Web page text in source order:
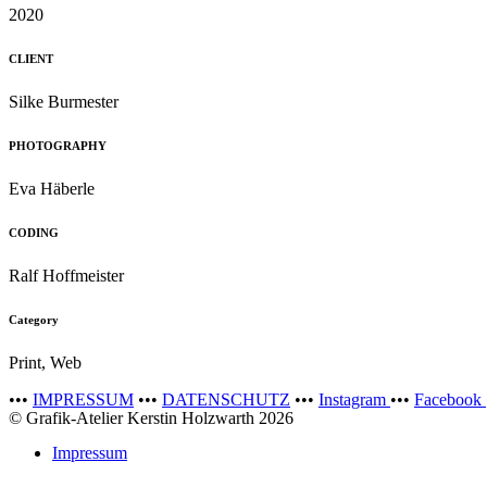
2020
CLIENT
Silke Burmester
PHOTOGRAPHY
Eva Häberle
CODING
Ralf Hoffmeister
Category
Print, Web
••• IMPRESSUM ••• DATENSCHUTZ ••• Instagram ••• Facebook
© Grafik-Atelier Kerstin Holzwarth 2026
Impressum